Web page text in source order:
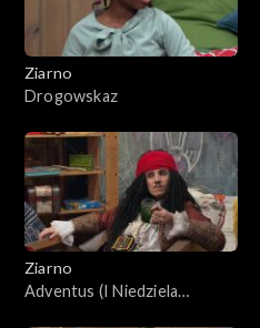
Ziarno
Drogowskaz
Ziarno
Adventus (I Niedziela